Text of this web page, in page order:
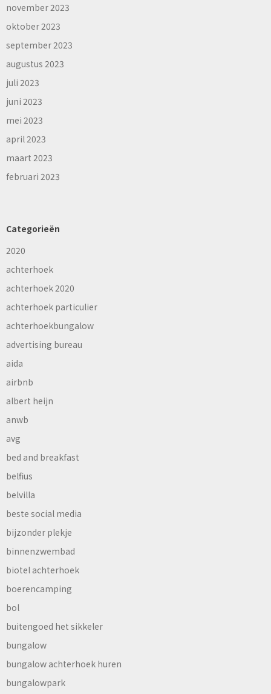
november 2023
oktober 2023
september 2023
augustus 2023
juli 2023
juni 2023
mei 2023
april 2023
maart 2023
februari 2023
Categorieën
2020
achterhoek
achterhoek 2020
achterhoek particulier
achterhoekbungalow
advertising bureau
aida
airbnb
albert heijn
anwb
avg
bed and breakfast
belfius
belvilla
beste social media
bijzonder plekje
binnenzwembad
biotel achterhoek
boerencamping
bol
buitengoed het sikkeler
bungalow
bungalow achterhoek huren
bungalowpark